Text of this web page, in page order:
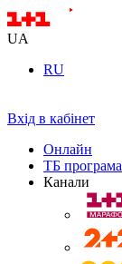
UA
RU
Вхід в кабінет
Онлайн
ТБ програма
Канали